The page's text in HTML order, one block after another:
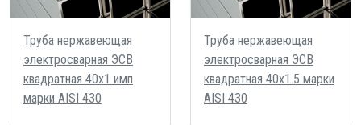
Труба нержавеющая
электросварная ЭСВ
квадратная 40х1 имп
марки AISI 430
Труба нержавеющая
электросварная ЭСВ
квадратная 40х1.5 марки
AISI 430